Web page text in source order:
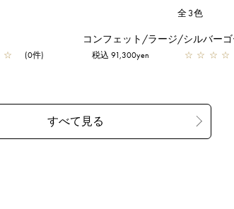
☆ (0件)
全3色
コンフェット/ラージ/シルバー
税込 91,300yen ☆ ☆ ☆ ☆